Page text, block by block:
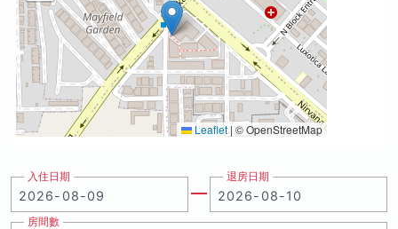
Leaflet | © OpenStreetMap
入住日期 退房日期
房間數